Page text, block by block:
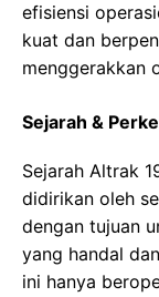
efisiensi
kuat dan
menggerakkan
Sejarah &
Sejarah Altrak
didirikan oleh
dengan tujuan
yang handal
ini hanya